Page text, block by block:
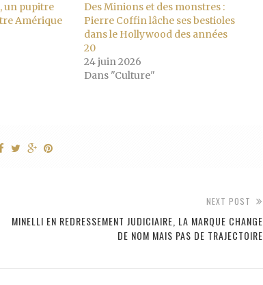
un pupitre
Amérique
Des Minions et des monstres :
Pierre Coffin lâche ses bestioles
dans le Hollywood des années
20
24 juin 2026
Dans "Culture"
NEXT POST
MINELLI EN REDRESSEMENT JUDICIAIRE, LA MARQUE CHANGE
DE NOM MAIS PAS DE TRAJECTOIRE